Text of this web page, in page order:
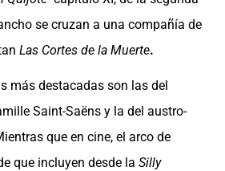
se cruzan a una compañía de
Las Cortes de la Muerte.
más destacadas son las del
Saint-Saëns y la del austro-
que en cine, el arco de
que incluyen desde la Silly